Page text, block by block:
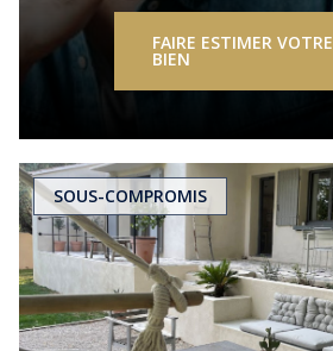
FAIRE ESTIMER VOTRE
BIEN
SOUS-COMPROMIS